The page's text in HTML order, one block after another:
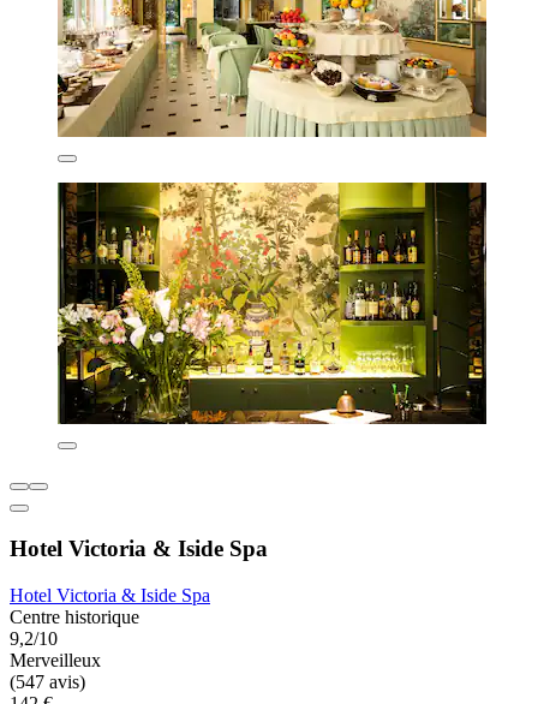
Hotel Victoria & Iside Spa
Hotel Victoria & Iside Spa
Centre historique
9,2/10
Merveilleux
(547 avis)